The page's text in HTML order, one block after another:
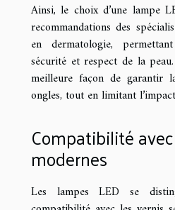
Ainsi, le choix d’une lampe
recommandations des
en dermatologie,
sécurité et respect de la
meilleure façon de garantir
ongles, tout en limitant
Compatibilité
modernes
Les lampes LED se